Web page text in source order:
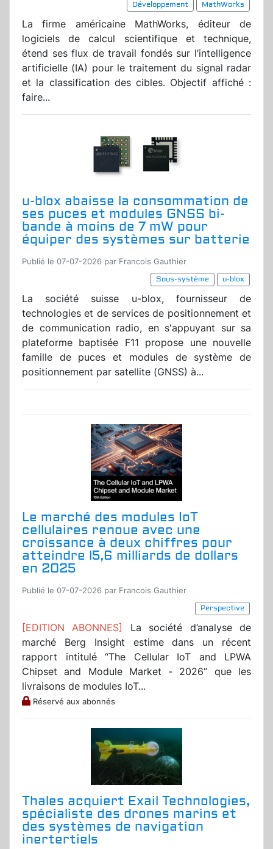
Développement MathWorks
La firme américaine MathWorks, éditeur de
logiciels de calcul scientifique et technique,
étend ses flux de travail fondés sur l’intelligence
artificielle (IA) pour le traitement du signal radar
et la classification des cibles. Objectif affiché :
faire...
u-blox abaisse la consommation de
ses puces et modules GNSS bi-
bande à moins de 7 mW pour
équiper des systèmes sur batterie
Publié le 07-07-2026 par Francois Gauthier
Sous-système
u-blox
La société suisse u-blox, fournisseur de
technologies et de services de positionnement et
de communication radio, en s'appuyant sur sa
plateforme baptisée F11 propose une nouvelle
famille de puces et modules de système de
positionnement par satellite (GNSS) à...
Le marché des modules IoT
cellulaires renoue avec une
croissance à deux chiffres pour
atteindre l5,6 milliards de dollars
en 2025
Publié le 07-07-2026 par Francois Gauthier
Perspective
[EDITION ABONNES] La société d’analyse de
marché Berg Insight estime dans un récent
rapport intitulé “The Cellular IoT and LPWA
Chipset and Module Market - 2026” que les
livraisons de modules IoT...
Réservé aux abonnés
Thales acquiert Exail Technologies,
spécialiste des drones marins et
des systèmes de navigation
inertertiels